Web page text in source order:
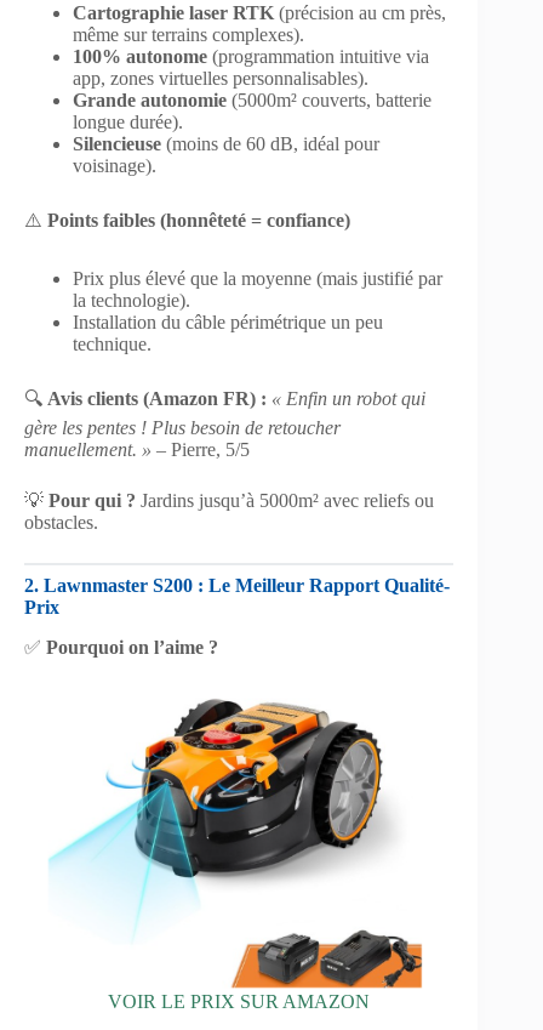
Cartographie laser RTK (précision au cm près,
même sur terrains complexes).
100% autonome (programmation intuitive via
app, zones virtuelles personnalisables).
Grande autonomie (5000m² couverts, batterie
longue durée).
Silencieuse (moins de 60 dB, idéal pour
voisinage).
⚠️ Points faibles (honnêteté = confiance)
Prix plus élevé que la moyenne (mais justifié par
la technologie).
Installation du câble périmétrique un peu
technique.
🔍 Avis clients (Amazon FR) : « Enfin un robot qui
gère les pentes ! Plus besoin de retoucher
manuellement. » – Pierre, 5/5
💡 Pour qui ? Jardins jusqu’à 5000m² avec reliefs ou
obstacles.
2. Lawnmaster S200 : Le Meilleur Rapport Qualité-
Prix
✅ Pourquoi on l’aime ?
VOIR LE PRIX SUR AMAZON